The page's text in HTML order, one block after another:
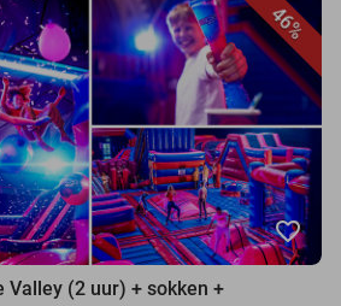
46%
favorite_border
Valley (2 uur) + sokken +